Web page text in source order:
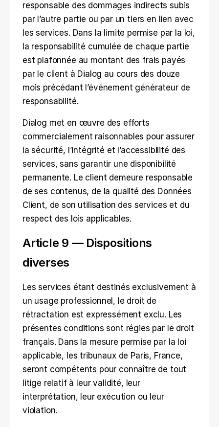
responsable des dommages indirects subis
par l’autre partie ou par un tiers en lien avec
les services. Dans la limite permise par la loi,
la responsabilité cumulée de chaque partie
est plafonnée au montant des frais payés
par le client à Dialog au cours des douze
mois précédant l’événement générateur de
responsabilité.
Dialog met en œuvre des efforts
commercialement raisonnables pour assurer
la sécurité, l’intégrité et l’accessibilité des
services, sans garantir une disponibilité
permanente. Le client demeure responsable
de ses contenus, de la qualité des Données
Client, de son utilisation des services et du
respect des lois applicables.
Article 9 — Dispositions
diverses
Les services étant destinés exclusivement à
un usage professionnel, le droit de
rétractation est expressément exclu. Les
présentes conditions sont régies par le droit
français. Dans la mesure permise par la loi
applicable, les tribunaux de Paris, France,
seront compétents pour connaître de tout
litige relatif à leur validité, leur
interprétation, leur exécution ou leur
violation.